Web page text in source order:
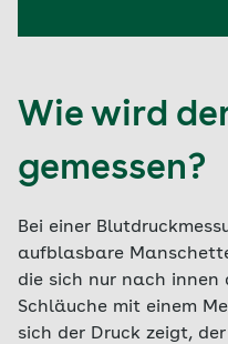
Wie wird
gemessen?
Bei einer
aufblasbare
die sich nur nach innen
Schläuche mit einem
sich der Druck zeigt,